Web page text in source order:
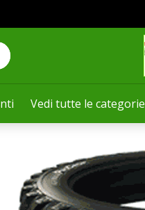
Vedi tutte le categorie